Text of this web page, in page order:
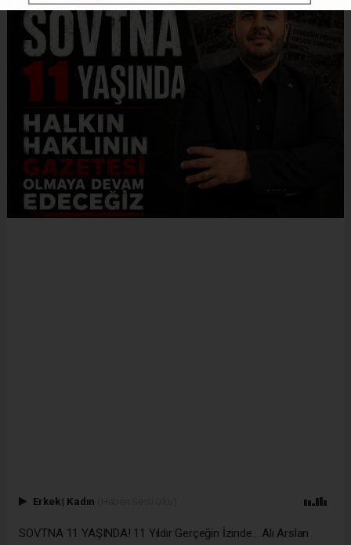
Erkek | Kadın
SOVTNA 11 YAŞINDA! 11 Yıldır Gerçeğin İzinde… Ali Arslan